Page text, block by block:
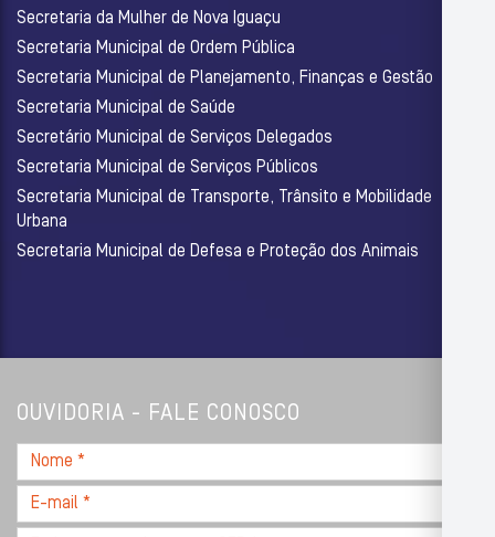
Secretaria da Mulher de Nova Iguaçu
Secretaria Municipal de Ordem Pública
Secretaria Municipal de Planejamento, Finanças e Gestão
Secretaria Municipal de Saúde
Secretário Municipal de Serviços Delegados
Secretaria Municipal de Serviços Públicos
Secretaria Municipal de Transporte, Trânsito e Mobilidade
Urbana
Secretaria Municipal de Defesa e Proteção dos Animais
OUVIDORIA - FALE CONOSCO
Nome
*
E-
mail